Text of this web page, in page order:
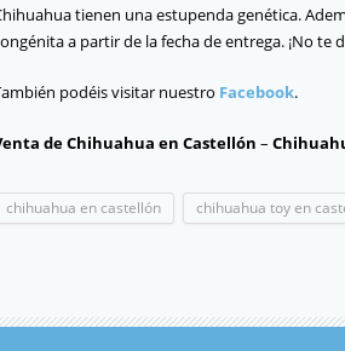
tienen una estupenda genética.
a partir de la fecha de entrega. ¡No te
podéis visitar nuestro Facebook.
de Chihuahua en Castellón –
chihuahua en castellón chihuahua toy en